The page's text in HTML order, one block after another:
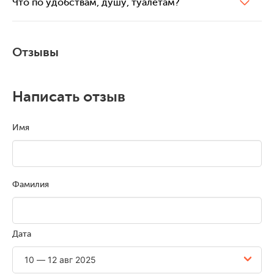
Что по удобствам, душу, туалетам?
Отзывы
Написать отзыв
Имя
Фамилия
Дата